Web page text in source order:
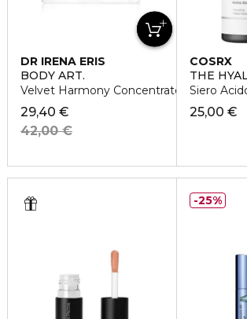
DR IRENA ERIS
BODY ART.
Velvet Harmony Concentrated
29,40 €
42,00 €
COSRX
THE
Siero
25,00 €
25%